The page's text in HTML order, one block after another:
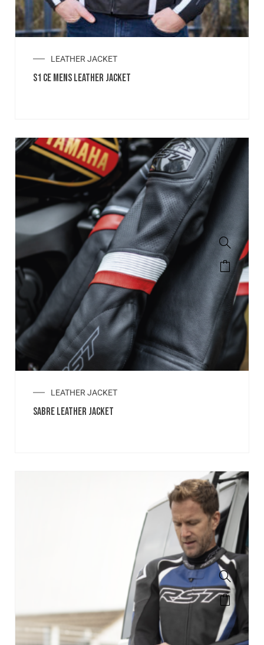
LEATHER JACKET
S1 CE MENS LEATHER JACKET
LEATHER JACKET
SABRE LEATHER JACKET